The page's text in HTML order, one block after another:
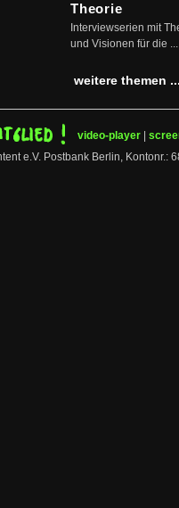
Theorie
Interviewserien mit
und Visionen für die ...
weitere themen ...
video-player
e.V. Postbank Berlin, Kontonr.: